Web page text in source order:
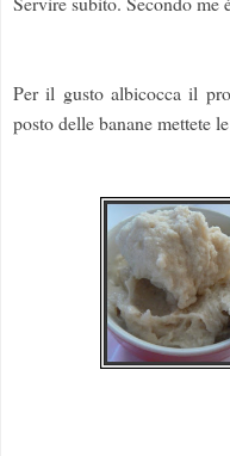
Per il gusto albicocca il
posto delle banane mettete